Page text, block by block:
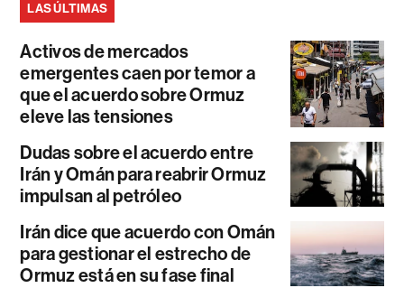
LAS ÚLTIMAS
Activos de mercados
emergentes caen por temor a
que el acuerdo sobre Ormuz
eleve las tensiones
Dudas sobre el acuerdo entre
Irán y Omán para reabrir Ormuz
impulsan al petróleo
Irán dice que acuerdo con Omán
para gestionar el estrecho de
Ormuz está en su fase final